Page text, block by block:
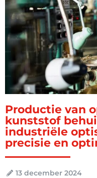
Productie van
kunststof
industriële
precisie en
13 december 2024